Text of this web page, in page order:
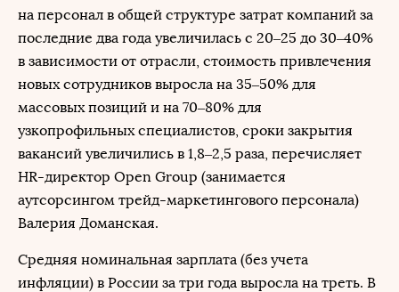
на персонал в общей структуре затрат компаний за
последние два года увеличилась с 20–25 до 30–40%
в зависимости от отрасли, стоимость привлечения
новых сотрудников выросла на 35–50% для
массовых позиций и на 70–80% для
узкопрофильных специалистов, сроки закрытия
вакансий увеличились в 1,8–2,5 раза, перечисляет
HR-директор Open Group (занимается
аутсорсингом трейд-маркетингового персонала)
Валерия Доманская.
Средняя номинальная зарплата (без учета
инфляции) в России за три года выросла на треть. В